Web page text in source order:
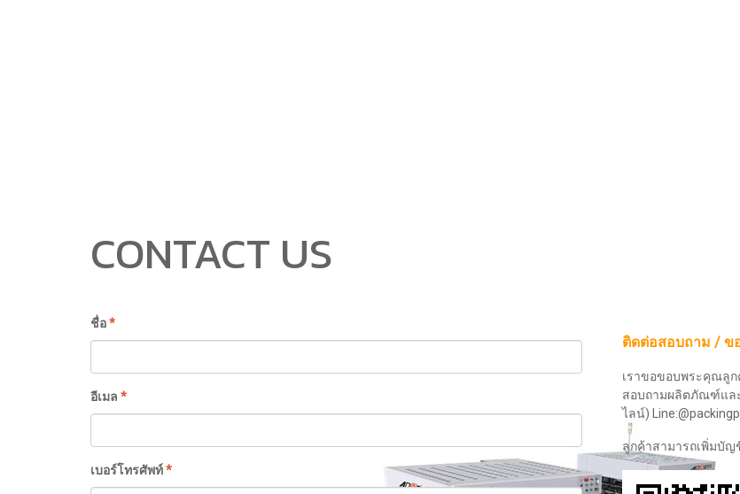
CONTACT US
ชื่อ*
อีเมล *
เบอร์โทรศัพท์*
ติดต่อสอบถาม / ข
เราขอขอบพระคุณลู
สอบถามผลิตภัณฑ์และ
ไลน์)
ลูกค้าสามารถเพิ่มบัญ